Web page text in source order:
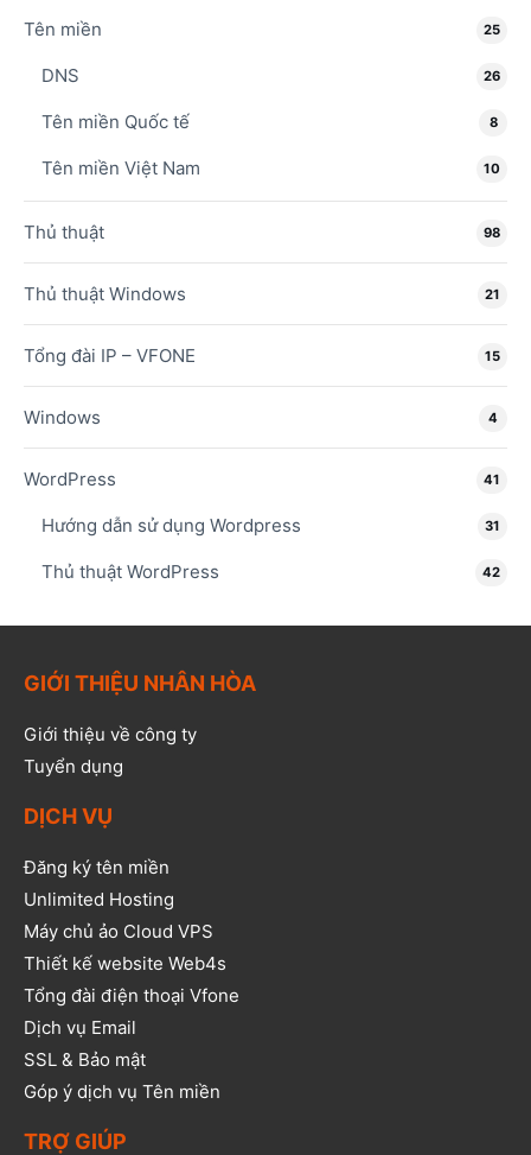
Tên miền 25
DNS 26
Tên miền Quốc tế 8
Tên miền Việt Nam 10
Thủ thuật 98
Thủ thuật Windows 21
Tổng đài IP – VFONE 15
Windows 4
WordPress 41
Hướng dẫn sử dụng Wordpress 31
Thủ thuật WordPress 42
GIỚI THIỆU NHÂN HÒA
Giới thiệu về công ty
Tuyển dụng
DỊCH VỤ
Đăng ký tên miền
Unlimited Hosting
Máy chủ ảo Cloud VPS
Thiết kế website Web4s
Tổng đài điện thoại Vfone
Dịch vụ Email
SSL & Bảo mật
Góp ý dịch vụ Tên miền
TRỢ GIÚP